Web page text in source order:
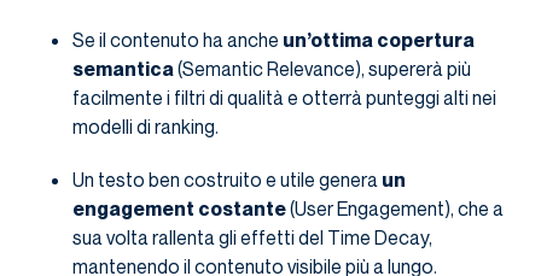
Se il contenuto ha anche un’ottima copertura
semantica (Semantic Relevance), supererà più
facilmente i filtri di qualità e otterrà punteggi alti nei
modelli di ranking.
Un testo ben costruito e utile genera un
engagement costante(User Engagement), che a
sua volta rallenta gli effetti del Time Decay,
mantenendo il contenuto visibile più a lungo.